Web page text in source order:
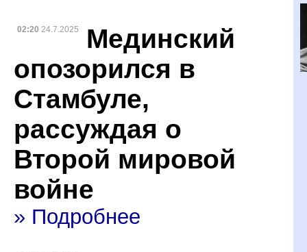
02:20 24.7.2025
Мединский
опозорился в
Стамбуле,
рассуждая о
Второй мировой
войне
» Подробнее